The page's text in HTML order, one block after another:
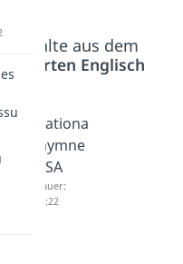
Inhalte aus dem
Textarten Englisch
Nationa
lhymne
USA
Dauer:
04:22